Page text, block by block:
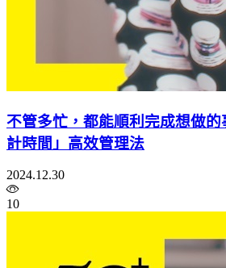
不管多忙，都能順利完成想做
計時間」高效管理法
2024.12.30
10